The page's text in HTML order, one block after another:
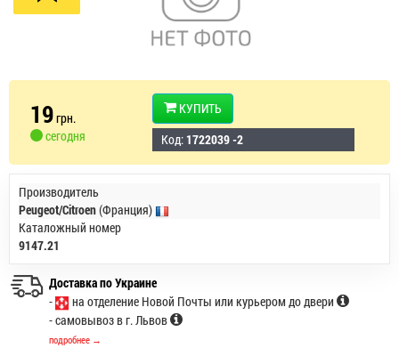
19грн.
сегодня
КУПИТЬ
Код: 1722039 -2
Производитель
Peugeot/Citroen(Франция)
Каталожный номер
9147.21
Доставка по Украине
-
на отделение Новой Почты или курьером до двери
- самовывоз в г. Львов
подробнее →